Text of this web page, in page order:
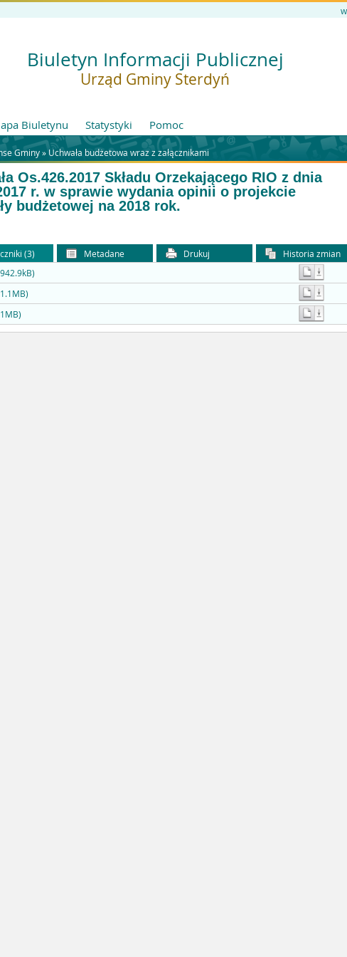
Biuletyn Informacji Publicznej
Urząd Gminy Sterdyń
Biuletynu Statystyki Pomoc
Gminy » Uchwała budżetowa wraz z załącznikami
Os.426.2017 Składu Orzekającego RIO z dnia
r. w sprawie wydania opinii o projekcie
budżetowej na 2018 rok.
(3) Metadane Drukuj
Historia zmian